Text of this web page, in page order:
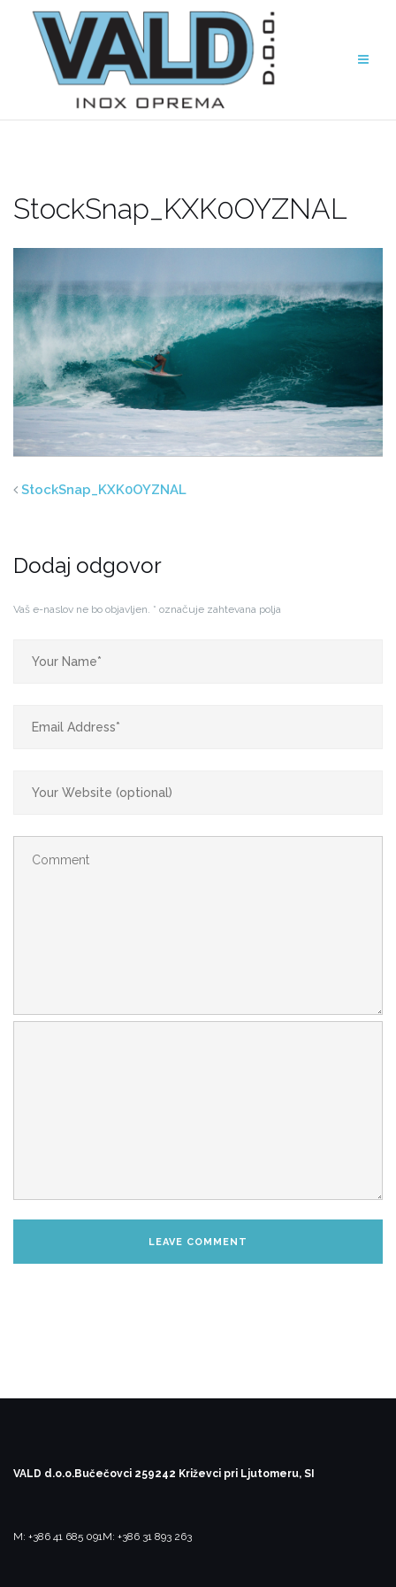
StockSnap_KXK0OYZNAL
StockSnap_KXK0OYZNAL
Dodaj odgovor
Vaš e-naslov ne bo objavljen. * označuje zahtevana polja
VALD d.o.o.Bučečovci 259242 Križevci pri Ljutomeru, SI
M: +386 41 685 091M: +386 31 893 263